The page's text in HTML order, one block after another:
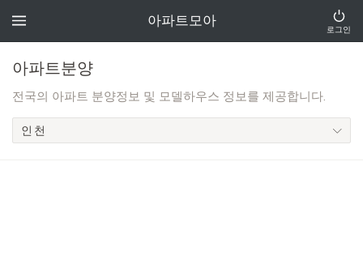
아파트모아 로그인
아파트분양
전국의 아파트 분양정보 및 모델하우스 정보를 제공합니다.